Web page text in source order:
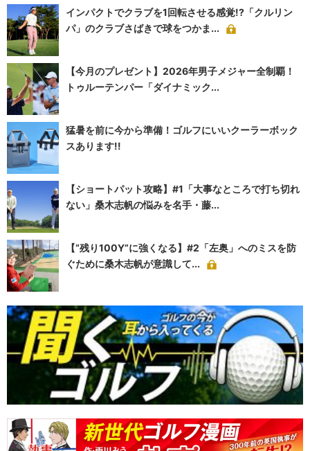
インパクトでクラブを1回転させる感覚!?「クルリン
パ」のクラブさばきで球をつかま...
【今月のプレゼント】2026年男子メジャー全制覇！
トゥルーテンパー「ダイナミック...
猛暑を前に今から準備！ゴルフにいいクーラーボック
スあります!!
【ショートパット攻略】#1「大事なところで打ち切れ
ない」桑木志帆の悩みを名手・藤...
【“残り100Y”に強くなる】#2「左奥」へのミスを防
ぐために桑木志帆が意識して...